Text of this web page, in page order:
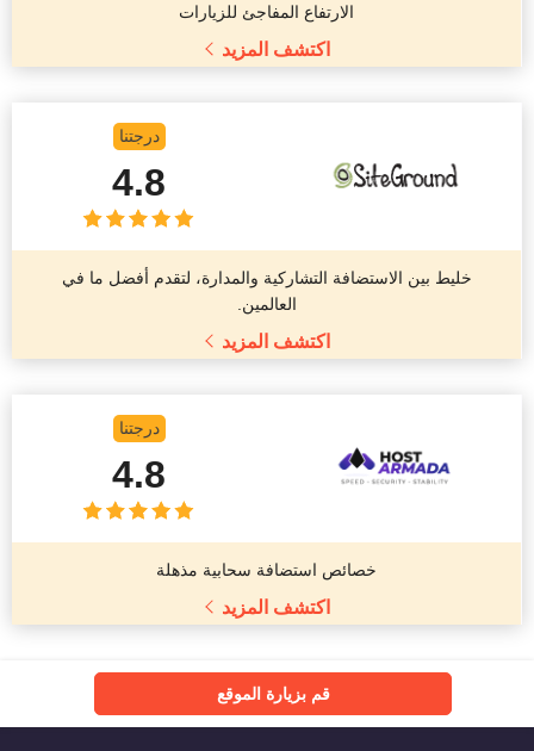
الارتفاع المفاجئ للزيارات
اكتشف المزيد
درجتنا
4.8
خليط بين الاستضافة التشاركية والمدارة، لتقدم أفضل ما في
العالمين.
اكتشف المزيد
درجتنا
4.8
خصائص استضافة سحابية مذهلة
اكتشف المزيد
قم بزيارة الموقع